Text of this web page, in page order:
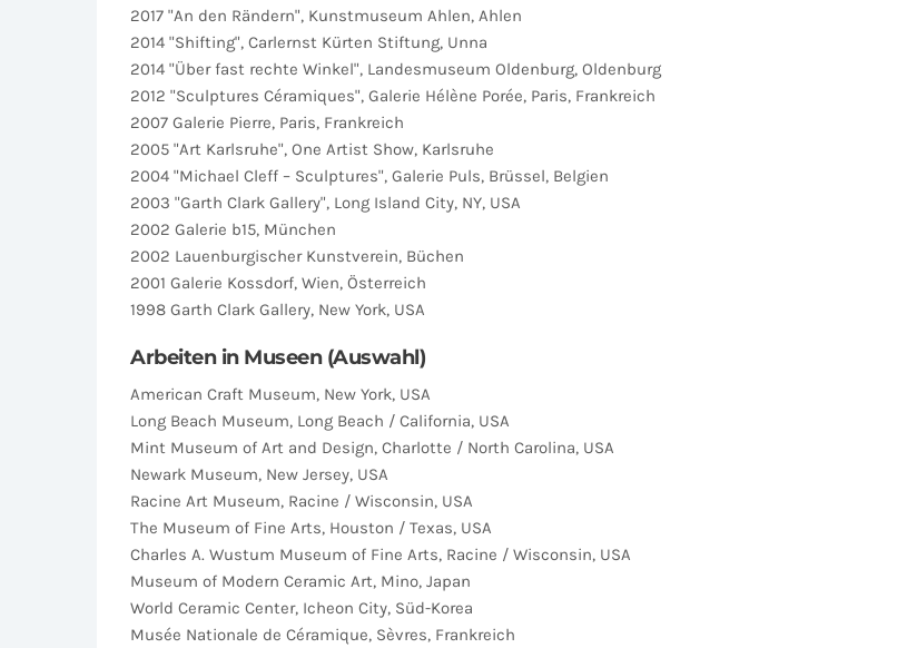
2017 "An den Rändern", Kunstmuseum Ahlen, Ahlen
2014 "Shifting", Carlernst Kürten Stiftung, Unna
2014 "Über fast rechte Winkel", Landesmuseum Oldenburg, Oldenburg
2012 "Sculptures Céramiques", Galerie Hélène Porée, Paris, Frankreich
2007 Galerie Pierre, Paris, Frankreich
2005 "Art Karlsruhe", One Artist Show, Karlsruhe
2004 "Michael Cleff – Sculptures", Galerie Puls, Brüssel, Belgien
2003 "Garth Clark Gallery", Long Island City, NY, USA
2002 Galerie b15, München
2002 Lauenburgischer Kunstverein, Büchen
2001 Galerie Kossdorf, Wien, Österreich
1998 Garth Clark Gallery, New York, USA
Arbeiten in Museen (Auswahl)
American Craft Museum, New York, USA
Long Beach Museum, Long Beach / California, USA
Mint Museum of Art and Design, Charlotte / North Carolina, USA
Newark Museum, New Jersey, USA
Racine Art Museum, Racine / Wisconsin, USA
The Museum of Fine Arts, Houston / Texas, USA
Charles A. Wustum Museum of Fine Arts, Racine / Wisconsin, USA
Museum of Modern Ceramic Art, Mino, Japan
World Ceramic Center, Icheon City, Süd-Korea
Musée Nationale de Céramique, Sèvres, Frankreich